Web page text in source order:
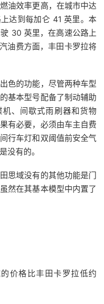
油效率更高，在城市中达
达到每加仑 41 英里。本
30 英里，在高速公路上
油费方面，丰田卡罗拉将
色的功能，尽管两种车型
基本型号配备了制动辅助
机、间歇式雨刷器和货物
有必要，必须由车主自费
行车灯和双阈值前安全气
没有的。
思域没有的其他功能是门
然在其基本模型中内置了
价格比丰田卡罗拉低约